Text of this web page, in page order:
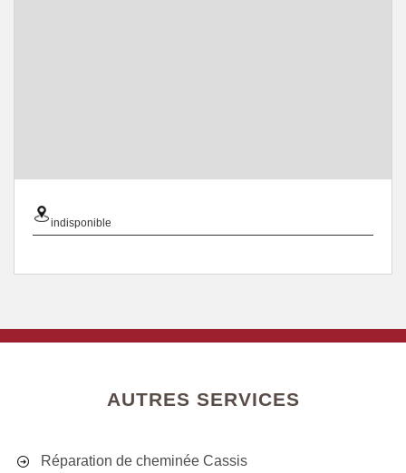
indisponible
AUTRES SERVICES
Réparation de cheminée Cassis